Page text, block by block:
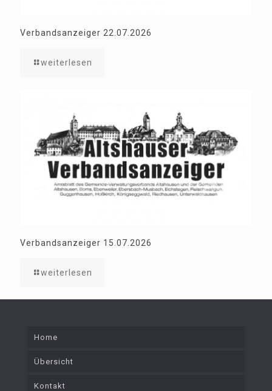
Verbandsanzeiger 22.07.2026
weiterlesen
Verbandsanzeiger 15.07.2026
weiterlesen
Home
Übersicht
Kontakt